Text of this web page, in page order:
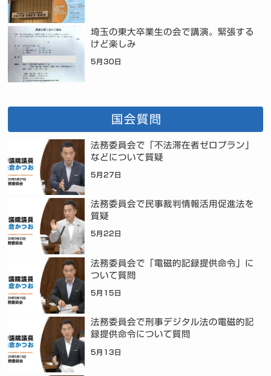
埼玉の東大卒業生の会で講演。緊張する
けど楽しみ
5月30日
国会質問
法務委員会で「不法滞在者ゼロプラン」
などについて質疑
5月27日
法務委員会で民事裁判情報活用促進法を
質疑
5月22日
法務委員会で「電磁的記録提供命令」に
ついて質問
5月15日
法務委員会で刑事デジタル法の電磁的記
録提供命令について質問
5月13日